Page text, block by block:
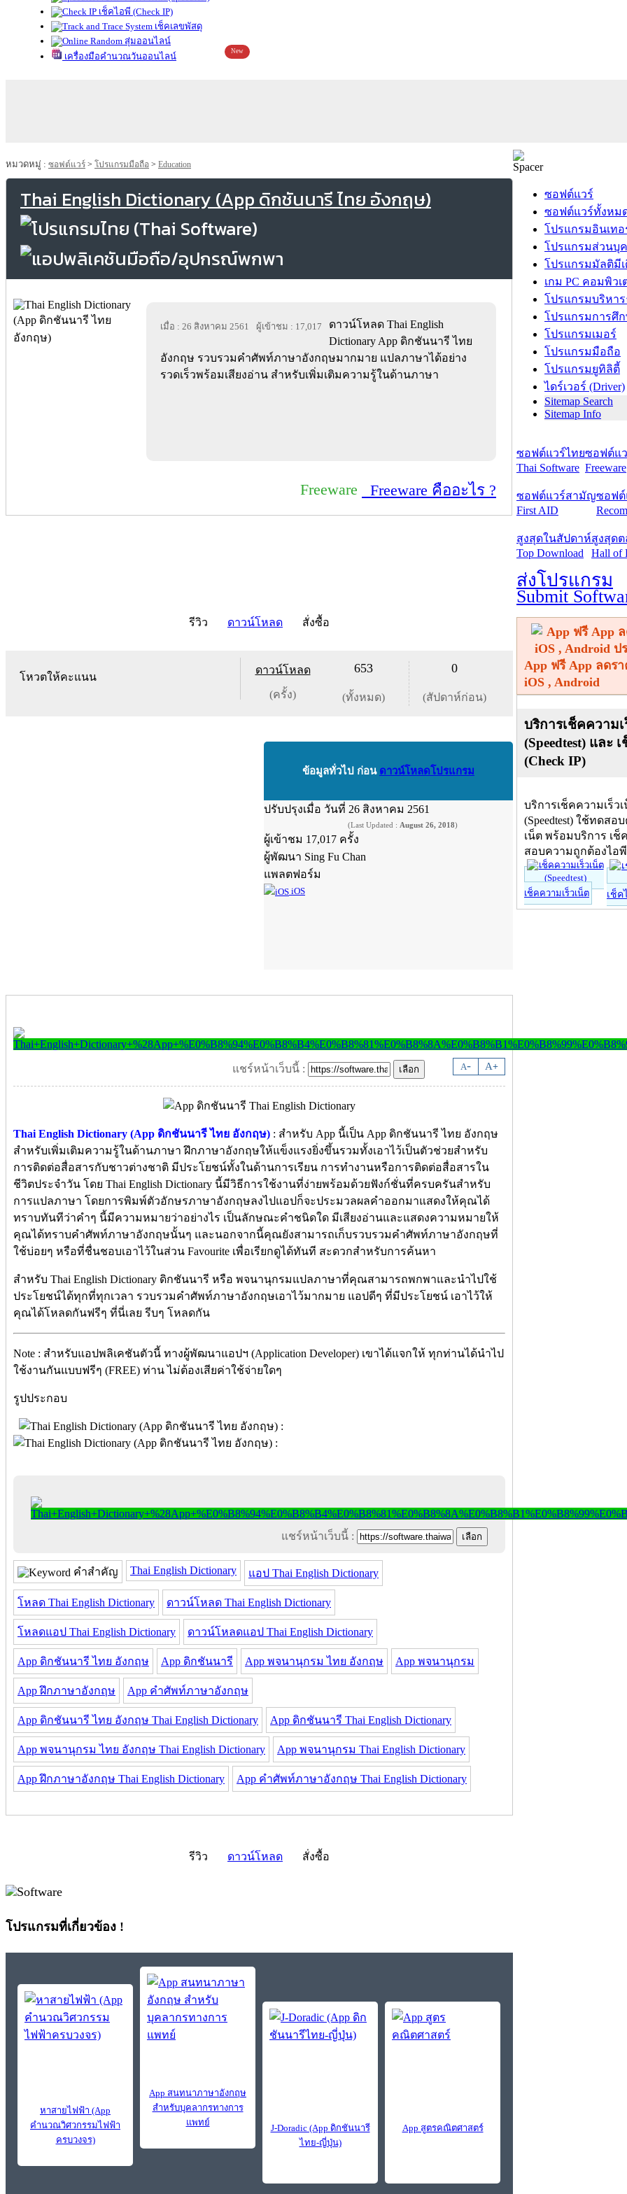
เช็คไอพี (Check IP)
เช็คเลขพัสดุ
สุ่มออนไลน์
เครื่องมือคำนวณวันออนไลน์
New
หมวดหมู่ : ซอฟต์แวร์ > โปรแกรมมือถือ > Education
Thai English Dictionary (App ดิกชันนารี ไทย อังกฤษ)
เมื่อ : 26 สิงหาคม 2561 ผู้เข้าชม : 17,017
ดาวน์โหลด Thai English
Dictionary App ดิกชันนารี ไทย
อังกฤษ รวบรวมคำศัพท์ภาษาอังกฤษมากมาย แปลภาษาได้อย่าง
รวดเร็วพร้อมเสียงอ่าน สำหรับเพิ่มเติมความรู้ในด้านภาษา
Freeware Freeware คืออะไร ?
รีวิว ดาวน์โหลด สั่งซื้อ
โหวตให้คะแนน
ดาวน์โหลด
(ครั้ง)
653
(ทั้งหมด)
0
(สัปดาห์ก่อน)
ข้อมูลทั่วไป ก่อน ดาวน์โหลดโปรแกรม
ปรับปรุงเมื่อ วันที่ 26 สิงหาคม 2561
(Last Updated : August 26, 2018)
ผู้เข้าชม 17,017 ครั้ง
ผู้พัฒนา Sing Fu Chan
แพลตฟอร์ม
iOS
A- A+
แชร์หน้าเว็บนี้ :
Thai English Dictionary (App ดิกชันนารี ไทย อังกฤษ) : สำหรับ App นี้เป็น App ดิกชันนารี ไทย อังกฤษ
สำหรับเพิ่มเติมความรู้ในด้านภาษา ฝึกภาษาอังกฤษให้แข็งแรงยิ่งขึ้นรวมทั้งเอาไว้เป็นตัวช่วยสำหรับ
การติดต่อสื่อสารกับชาวต่างชาติ มีประโยชน์ทั้งในด้านการเรียน การทำงานหรือการติดต่อสื่อสารใน
ชีวิตประจำวัน โดย Thai English Dictionary นี้มีวิธีการใช้งานที่ง่ายพร้อมด้วยฟังก์ชั่นที่ครบครันสำหรับ
การแปลภาษา โดยการพิมพ์ตัวอักษรภาษาอังกฤษลงไปแอปก็จะประมวลผลคำออกมาแสดงให้คุณได้
ทราบทันทีว่าคำๆ นี้มีความหมายว่าอย่างไร เป็นลักษณะคำชนิดใด มีเสียงอ่านและแสดงความหมายให้
คุณได้ทราบคำศัพท์ภาษาอังกฤษนั้นๆ และนอกจากนี้คุณยังสามารถเก็บรวบรวมคำศัพท์ภาษาอังกฤษที่
ใช้บ่อยๆ หรือที่ชื่นชอบเอาไว้ในส่วน Favourite เพื่อเรียกดูได้ทันที สะดวกสำหรับการค้นหา
สำหรับ Thai English Dictionary ดิกชันนารี หรือ พจนานุกรมแปลภาษาที่คุณสามารถพกพาและนำไปใช้
ประโยชน์ได้ทุกที่ทุกเวลา รวบรวมคำศัพท์ภาษาอังกฤษเอาไว้มากมาย แอปดีๆ ที่มีประโยชน์ เอาไว้ให้
คุณได้โหลดกันฟรีๆ ที่นี่เลย รีบๆ โหลดกัน
Note : สำหรับแอปพลิเคชันตัวนี้ ทางผู้พัฒนาแอปฯ (Application Developer) เขาได้แจกให้ ทุกท่านได้นำไป
ใช้งานกันแบบฟรีๆ (FREE) ท่าน ไม่ต้องเสียค่าใช้จ่ายใดๆ
รูปประกอบ
แชร์หน้าเว็บนี้ :
คำสำคัญ Thai English Dictionary แอป Thai English Dictionary
โหลด Thai English Dictionary ดาวน์โหลด Thai English Dictionary
โหลดแอป Thai English Dictionary ดาวน์โหลดแอป Thai English Dictionary
App ดิกชันนารี ไทย อังกฤษ App ดิกชันนารี App พจนานุกรม ไทย อังกฤษ App พจนานุกรม
App ฝึกภาษาอังกฤษ App คำศัพท์ภาษาอังกฤษ
App ดิกชันนารี ไทย อังกฤษ Thai English Dictionary App ดิกชันนารี Thai English Dictionary
App พจนานุกรม ไทย อังกฤษ Thai English Dictionary App พจนานุกรม Thai English Dictionary
App ฝึกภาษาอังกฤษ Thai English Dictionary App คำศัพท์ภาษาอังกฤษ Thai English Dictionary
รีวิว ดาวน์โหลด สั่งซื้อ
โปรแกรมที่เกี่ยวข้อง !
หาสายไฟฟ้า (App
คำนวณวิศวกรรมไฟฟ้า
ครบวงจร)
App สนทนาภาษาอังกฤษ
สำหรับบุคลากรทางการ
แพทย์
J-Doradic (App ดิกชันนารี
ไทย-ญี่ปุ่น)
App สูตรคณิตศาสตร์
ซอฟต์แวร์
ซอฟต์แวร์ทั้งหม
โปรแกรมอินเทอ
โปรแกรมส่วนบุ
โปรแกรมมัลติมีเ
เกม PC คอมพิวเ
โปรแกรมบริหา
โปรแกรมการศึ
โปรแกรมเมอร์
โปรแกรมมือถือ
โปรแกรมยูทิลิตี้
ไดร์เวอร์ (Driver)
Sitemap Search
Sitemap Info
ซอฟต์แวร์ไทย
Thai Software
ซอฟต์แ
Freeware
ซอฟต์แวร์สามัญ
First AID
ซอฟต์
สูงสุดในสัปดาห์
Top Download
สูงสุด
Hall of
ส่งโปรแกรม
Submit
App ฟรี App ลดร
iOS , Android
บริการเช็คความเ
(Speedtest) และ
(Check IP)
บริการเช็คความเร็ว
(Speedtest) ใช้ทดสอ
เน็ต พร้อมบริการ เช็
สอบความถูกต้องไอ
เช็คความเร็วเน็ต เช็ค